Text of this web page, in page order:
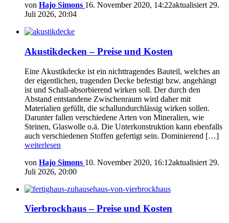
von Hajo Simons 16. November 2020, 14:22aktualisiert 29.
Juli 2026, 20:04
Akustikdecken – Preise und Kosten
Eine Akustikdecke ist ein nichttragendes Bauteil, welches an
der eigentlichen, tragenden Decke befestigt bzw. angehängt
ist und Schall-absorbierend wirken soll. Der durch den
Abstand entstandene Zwischenraum wird daher mit
Materialien gefüllt, die schallundurchlässig wirken sollen.
Darunter fallen verschiedene Arten von Mineralien, wie
Steinen, Glaswolle o.ä. Die Unterkonstruktion kann ebenfalls
auch verschiedenen Stoffen gefertigt sein. Dominierend […]
weiterlesen
von Hajo Simons 10. November 2020, 16:12aktualisiert 29.
Juli 2026, 20:00
Vierbrockhaus – Preise und Kosten